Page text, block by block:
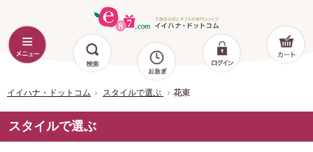
イイハナ・ドットコム スタイルで選ぶ 花束
スタイルで選ぶ